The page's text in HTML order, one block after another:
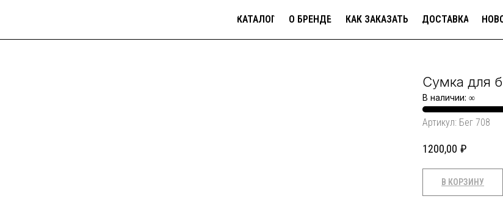
КАК ЗАКАЗАТЬ ДОСТАВКА
О БРЕНДЕ
КАТАЛОГ
Сумка для
В наличии: ∞
Артикул: Бег 708
1200,00 ₽
В КОРЗИНУ